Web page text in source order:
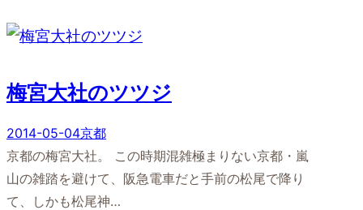
梅宮大社のツツジ
2014-05-04京都
京都の梅宮大社。 この時期混雑極まりない京都・嵐
山の雑踏を避けて、阪急電車だと手前の松尾で降り
て、しかも松尾神…